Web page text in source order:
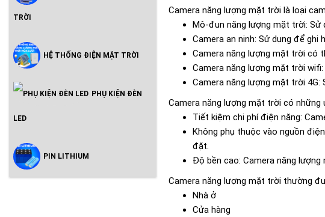
TRỜI
HỆ THỐNG ĐIỆN MẶT TRỜI
Inveter Hòa Lưới Có Lưu Trữ -
PHỤ KIỆN ĐÈN
LED
PIN LITHIUM
Camera năng lượng mặt trời là loại
Mô-đun năng lượng mặt trời: Sử
Camera an ninh: Sử dụng để ghi
Camera năng lượng mặt trời có
Camera năng lượng mặt trời
Camera năng lượng mặt trời
Camera năng lượng mặt trời có những
Tiết kiệm chi phí điện năng:
Không phụ thuộc vào nguồn
đặt.
Độ bền cao: Camera năng
Camera năng lượng mặt trời thường
Nhà ở
Cửa hàng